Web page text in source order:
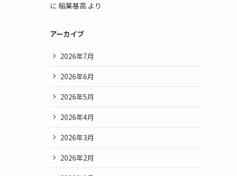
に 稲葉基高 より
アーカイブ
2026年7月
2026年6月
2026年5月
2026年4月
2026年3月
2026年2月